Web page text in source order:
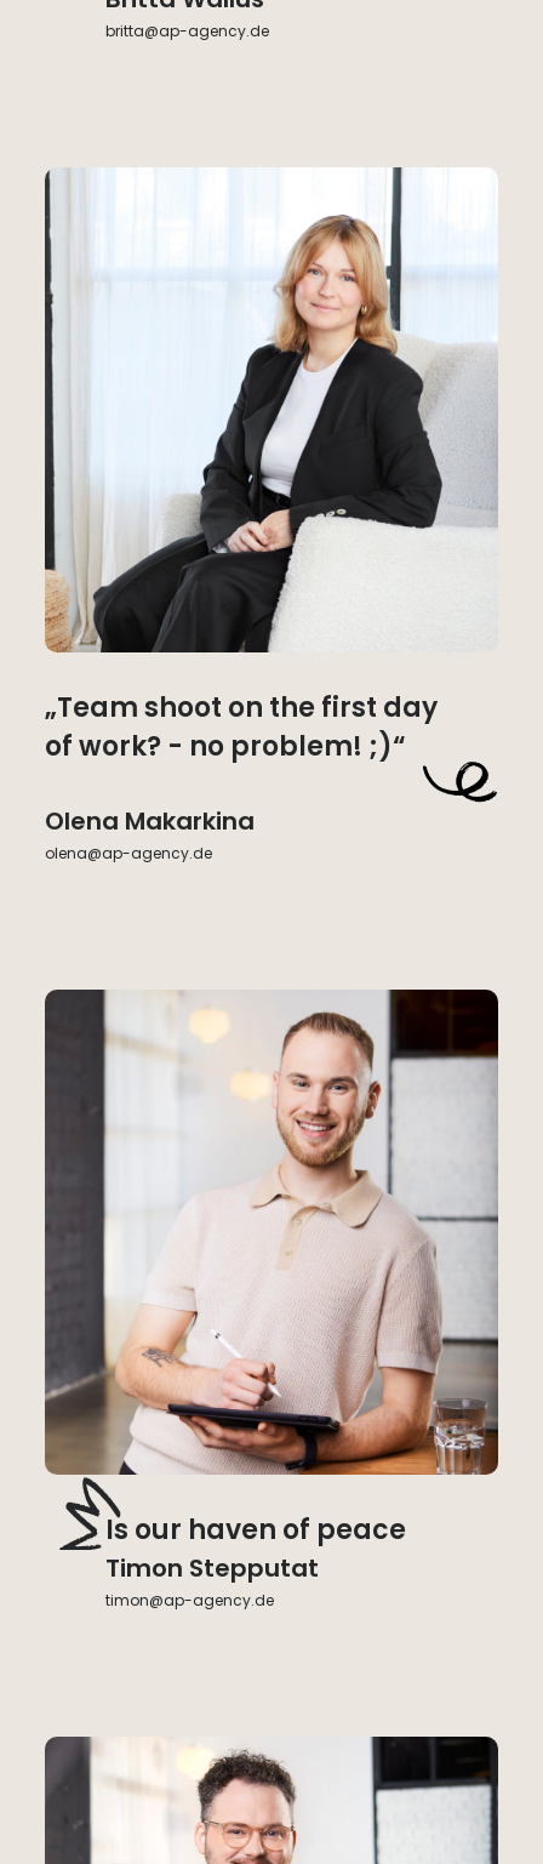
britta@ap-agency.de
„Team shoot on the first day
of work? - no problem! ;)“
Olena Makarkina
olena@ap-agency.de
Is our haven of peace
Timon Stepputat
timon@ap-agency.de